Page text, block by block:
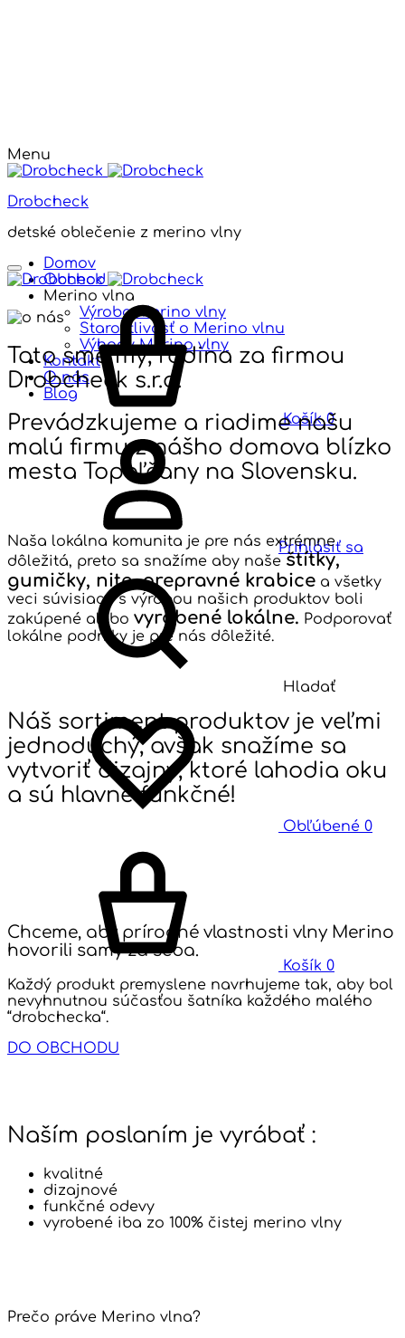
Menu
Drobcheck
detské oblečenie z merino vlny
Domov
Obchod
Merino vlna
Výroba Merino vlny
Starostlivosť o Merino vlnu
Výhody Merino vlny
Kontakt
O nás
Blog
Prihlásiť sa
Hladať
Obľúbené 0
Košík 0
Košík 0
Toto sme my, rodina za firmou
Drobcheck s.r.o.
Prevádzkujeme a riadime našu
malú firmu z nášho domova blízko
mesta Topoľčany na Slovensku.
Naša lokálna komunita je pre nás extrémne
dôležitá, preto sa snažíme aby naše štítky,
gumičky, nite, prepravné krabice a všetky
veci súvisiace s výrobou našich produktov boli
zakúpené alebo vyrobené lokálne. Podporovať
lokálne podniky je pre nás dôležité.
Náš sortiment produktov je veľmi
jednoduchý, avšak snažíme sa
vytvoriť dizajny, ktoré lahodia oku
a sú hlavne funkčné!
Chceme, aby prírodné vlastnosti vlny Merino
hovorili samy za seba.
Každý produkt premyslene navrhujeme tak, aby bol
nevyhnutnou súčasťou šatníka každého malého
“drobchecka“.
DO OBCHODU
Naším poslaním je vyrábať :
kvalitné
dizajnové
funkčné odevy
vyrobené iba zo 100% čistej merino vlny
Prečo práve Merino vlna?